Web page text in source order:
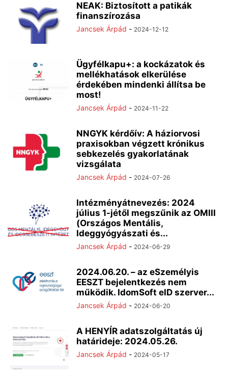
NEAK: Biztosított a patikák
finanszírozása
Jancsek Árpád - 2024-12-12
Ügyfélkapu+: a kockázatok és
mellékhatások elkerülése
érdekében mindenki állítsa be
most!
Jancsek Árpád - 2024-11-22
NNGYK kérdőív: A háziorvosi
praxisokban végzett krónikus
sebkezelés gyakorlatának
vizsgálata
Jancsek Árpád - 2024-07-26
Intézményátnevezés: 2024
július 1-jétől megszűnik az OMIII
(Országos Mentális,
Ideggyógyászati és...
Jancsek Árpád - 2024-06-29
2024.06.20. – az eSzemélyis
EESZT bejelentkezés nem
működik. IdomSoft eID szerver...
Jancsek Árpád - 2024-06-20
A HENYÍR adatszolgáltatás új
határideje: 2024.05.26.
Jancsek Árpád - 2024-05-17